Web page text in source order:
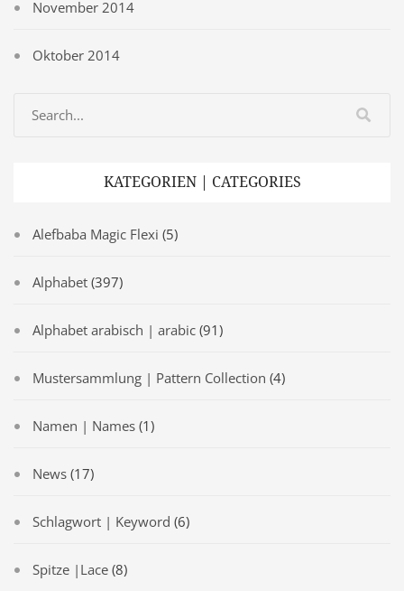
November 2014
Oktober 2014
KATEGORIEN | CATEGORIES
Alefbaba Magic Flexi (5)
Alphabet (397)
Alphabet arabisch | arabic (91)
Mustersammlung | Pattern Collection (4)
Namen | Names (1)
News (17)
Schlagwort | Keyword (6)
Spitze |Lace (8)